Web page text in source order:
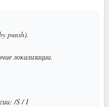
punsh).
локализации.
/S / I